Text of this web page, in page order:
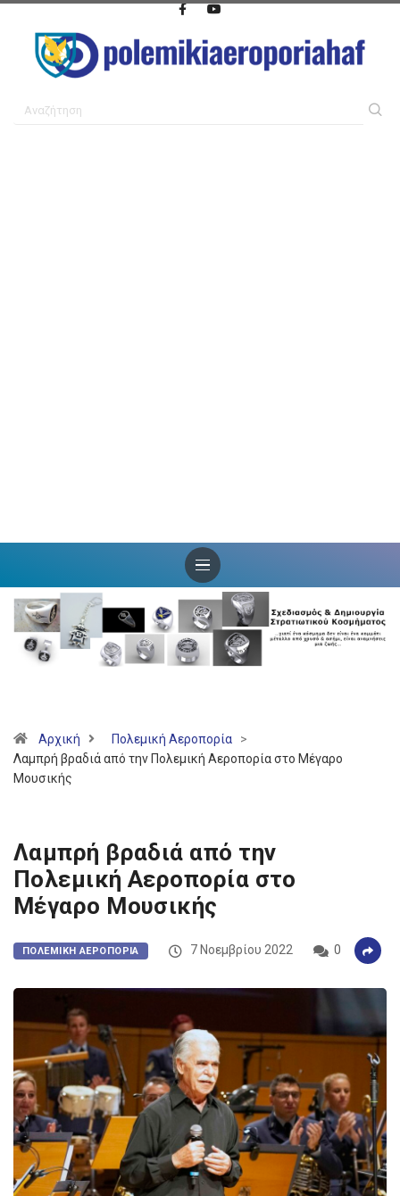
Αρχική Πολεμική Αεροπορία
>
Λαμπρή βραδιά από την Πολεμική Αεροπορία στο Μέγαρο
Μουσικής
Λαμπρή βραδιά από την
Πολεμική Αεροπορία στο
Μέγαρο Μουσικής
ΠΟΛΕΜΙΚΉ ΑΕΡΟΠΟΡΊΑ 7 Νοεμβρίου 2022 0